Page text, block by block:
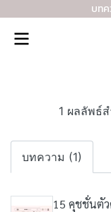
บทค
1 ผลลัพธ์
บทความ (1)
15 คุชชั่นตั